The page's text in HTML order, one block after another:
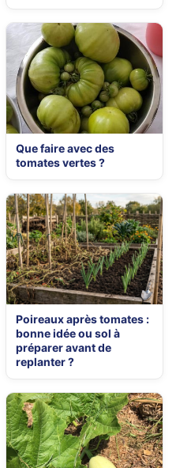
Que faire avec des
tomates vertes ?
Poireaux après tomates :
bonne idée ou sol à
préparer avant de
replanter ?